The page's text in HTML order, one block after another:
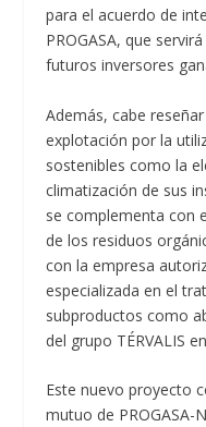
para el acuerdo de
PROGASA, que
futuros inversores
Además, cabe
explotación por la
sostenibles como la
climatización de sus
se complementa con
de los residuos
con la empresa
especializada en el
subproductos como
del grupo TÉRVALIS
Este nuevo proyecto
mutuo de PROGASA-